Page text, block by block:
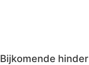
Bijkomende hinder